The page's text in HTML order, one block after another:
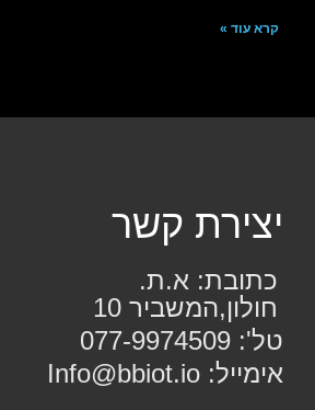
קרא עוד »
יצירת קשר
כתובת: א.ת.
חולון,המשביר 10
טל': 077-9974509
אימייל: Info@bbiot.io